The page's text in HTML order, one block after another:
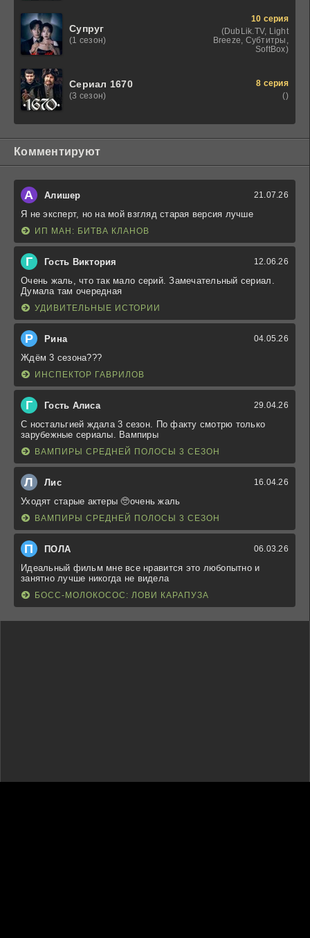
Супруг
(1 сезон)
10 серия
(DubLik.TV, Light
Breeze, Субтитры,
SoftBox)
Сериал 1670
(3 сезон)
8 серия
()
Комментируют
А Алишер 21.07.26
Я не эксперт, но на мой взгляд старая версия лучше
ИП МАН: БИТВА КЛАНОВ
Г Гость Виктория 12.06.26
Очень жаль, что так мало серий. Замечательный сериал.
Думала там очередная
УДИВИТЕЛЬНЫЕ ИСТОРИИ
Р Рина 04.05.26
Ждём 3 сезона???
ИНСПЕКТОР ГАВРИЛОВ
Г Гость Алиса 29.04.26
С ностальгией ждала 3 сезон. По факту смотрю только
зарубежные сериалы. Вампиры
ВАМПИРЫ СРЕДНЕЙ ПОЛОСЫ 3 СЕЗОН
Л Лис 16.04.26
Уходят старые актеры 🥺очень жаль
ВАМПИРЫ СРЕДНЕЙ ПОЛОСЫ 3 СЕЗОН
П ПОЛА 06.03.26
Идеальный фильм мне все нравится это любопытно и
занятно лучше никогда не видела
БОСС-МОЛОКОСОС: ЛОВИ КАРАПУЗА